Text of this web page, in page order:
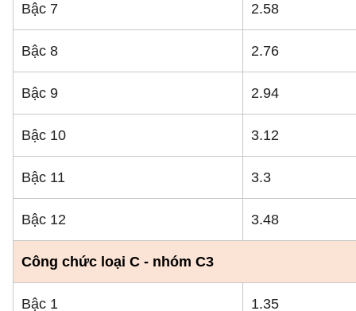
Bậc 7 2.58
Bậc 8 2.76
Bậc 9 2.94
Bậc 10 3.12
Bậc 11 3.3
Bậc 12 3.48
Công chức loại C - nhóm C3
Bậc 1 1.35